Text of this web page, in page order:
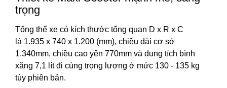
trọng
Tổng thể xe có kích thước tổng quan D x R x C
là 1.935 x 740 x 1.200 (mm), chiều dài cơ sở
1.340mm, chiều cao yên 770mm và dung tích bình
xăng 7,1 lít đi cùng trọng lượng ở mức 130 - 135 kg
tùy phiên bản.